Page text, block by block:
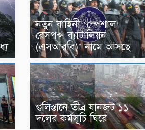
নতুন বাহিনী ‘স্পেশাল
রেসপন্স ব্যাটালিয়ন
(এসআরবি)’ নামে আসছে
গুলিস্তানে তীব্র যানজট ১১
দলের কর্মসূচি ঘিরে